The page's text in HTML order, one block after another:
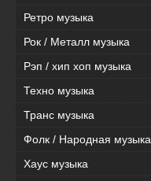
Ретро музыка
Рок / Металл музыка
Рэп / хип хоп музыка
Техно музыка
Транс музыка
Фолк / Народная музыка
Хаус музыка